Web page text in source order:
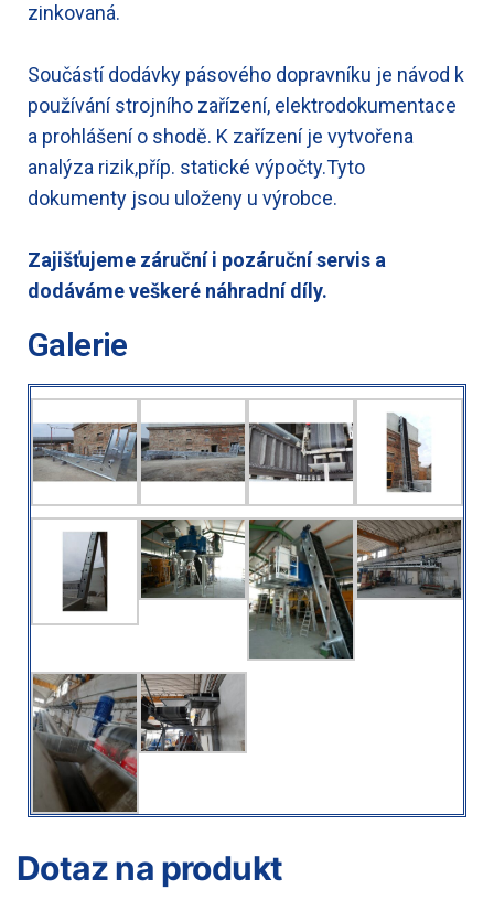
zinkovaná.
Součástí dodávky pásového dopravníku je návod k
používání strojního zařízení, elektrodokumentace
a prohlášení o shodě. K zařízení je vytvořena
analýza rizik,příp. statické výpočty.Tyto
dokumenty jsou uloženy u výrobce.
Zajišťujeme záruční i pozáruční servis a
dodáváme veškeré náhradní díly.
Galerie
Dotaz na produkt